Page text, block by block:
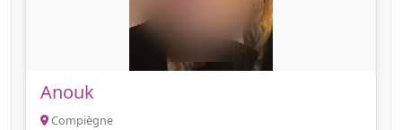
Anouk
Compiègne